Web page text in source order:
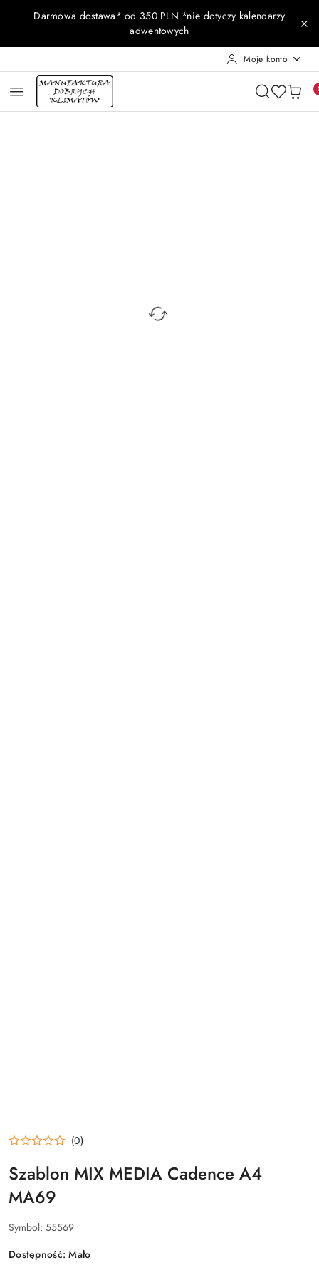
Przejdź do treści głównej
Przejdź do wyszukiwarki
Przejdź do moje konto
Przejdź do menu głównego
Przejdź do opisu produktu
Przejdź do stopki
Darmowa dostawa* od 350 PLN *nie dotyczy kalendarzy
adwentowych
Moje konto
(0)
Szablon MIX MEDIA Cadence A4
MA69
Symbol: 55569
Dostępność:Mało